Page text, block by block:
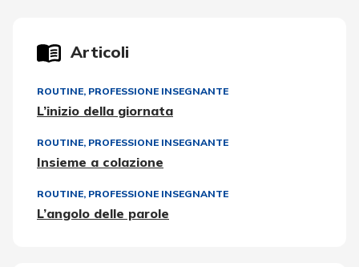
Articoli
ROUTINE, PROFESSIONE INSEGNANTE
L’inizio della giornata
ROUTINE, PROFESSIONE INSEGNANTE
Insieme a colazione
ROUTINE, PROFESSIONE INSEGNANTE
L’angolo delle parole